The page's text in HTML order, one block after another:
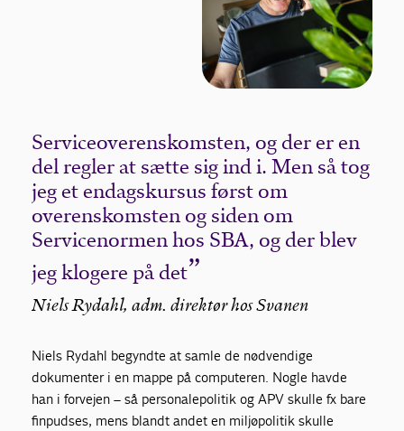
Serviceoverenskomsten, og der er en
del regler at sætte sig ind i. Men så tog
jeg et endagskursus først om
overenskomsten og siden om
Servicenormen hos SBA, og der blev
jeg klogere på det
Niels Rydahl, adm. direktør hos Svanen
Niels Rydahl begyndte at samle de nødvendige
dokumenter i en mappe på computeren. Nogle havde
han i forvejen – så personalepolitik og APV skulle fx bare
finpudses, mens blandt andet en miljøpolitik skulle